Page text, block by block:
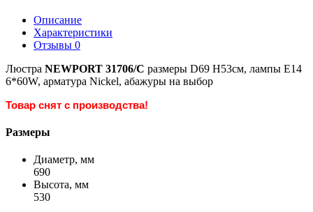
Описание
Характеристики
Отзывы 0
Люстра NEWPORT 31706/C размеры D69 H53см, лампы Е14
6*60W, арматура Nickel, абажуры на выбор
Товар снят с производства!
Размеры
Диаметр, мм
690
Высота, мм
530